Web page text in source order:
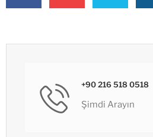
+90 216 518 0518
Şimdi Arayın